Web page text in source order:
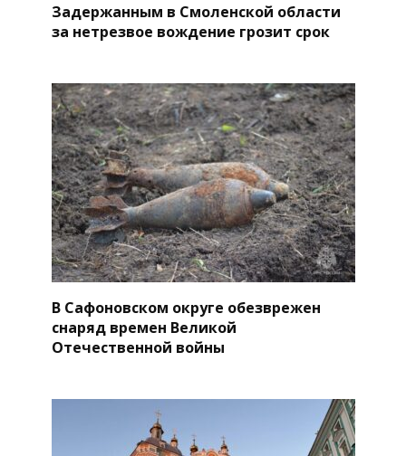
Задержанным в Смоленской области
за нетрезвое вождение грозит срок
В Сафоновском округе обезврежен
снаряд времен Великой
Отечественной войны